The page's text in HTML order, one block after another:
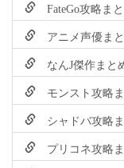
FateGo攻略ま
アニメ声優ま
なんJ傑作まと
モンスト攻略
シャドバ攻略
プリコネ攻略